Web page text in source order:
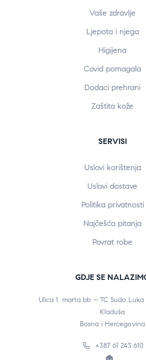
Vaše zdravlje
Ljepota i njega
Higijena
Covid pomagala
Dodaci prehrani
Zaštita kože
SERVISI
Uslovi korištenja
Uslovi dostave
Politika privatnosti
Najčešća pitanja
Povrat robe
GDJE SE
Ulica 1. marta bb – TC Sudo
Kladuša
Bosna i Hercegovina
+387 61 243 610